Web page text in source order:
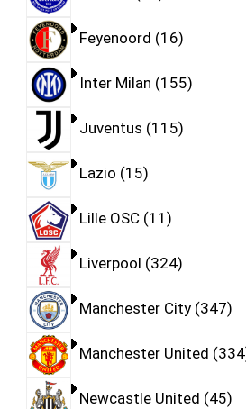
Feyenoord 16
Inter Milan 155
Juventus 115
Lazio 15
Lille OSC 11
Liverpool 324
Manchester City 347
Manchester United 334
Newcastle United 45